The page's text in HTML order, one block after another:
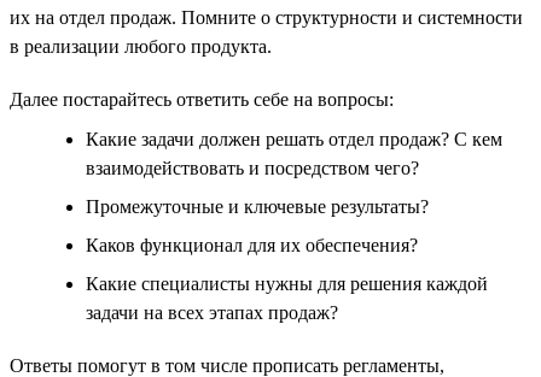
их на отдел продаж. Помните о структурности и системности
в реализации любого продукта.
Далее постарайтесь ответить себе на вопросы:
Какие задачи должен решать отдел продаж? С кем
взаимодействовать и посредством чего?
Промежуточные и ключевые результаты?
Каков функционал для их обеспечения?
Какие специалисты нужны для решения каждой
задачи на всех этапах продаж?
Ответы помогут в том числе прописать регламенты,